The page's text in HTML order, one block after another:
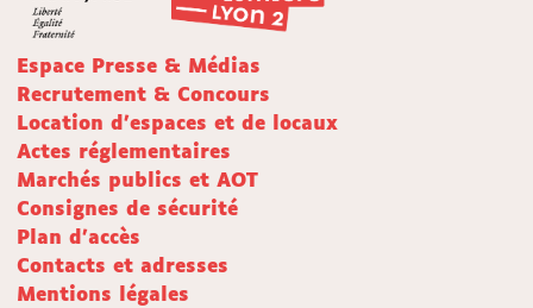
Espace Presse & Médias
Recrutement & Concours
Location d'espaces et de locaux
Actes réglementaires
Marchés publics et AOT
Consignes de sécurité
Plan d'accès
Contacts et adresses
Mentions légales